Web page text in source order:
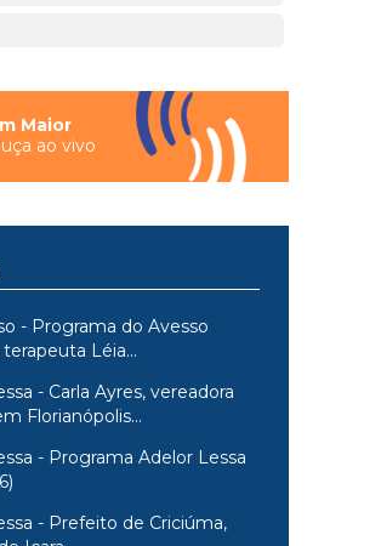
Maior
ao vivo
- Programa do Avesso
Léia...
- Carla Ayres, vereadora
Florianópolis...
- Programa Adelor Lessa
- Prefeito de Criciúma,